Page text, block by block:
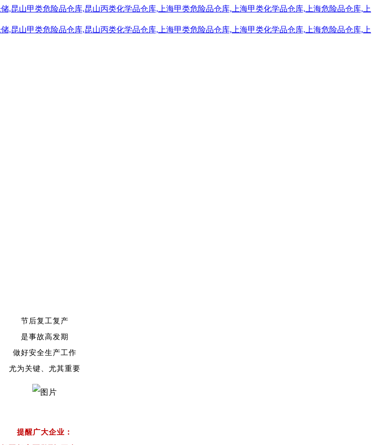
节后复工复产
是事故高发期
做好安全生产工作
尤为关键、尤其重要
提醒广大企业：